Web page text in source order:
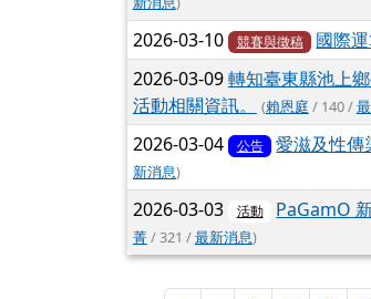
2026-03-10 競賽與徵稿 國際
2026-03-09轉知臺東縣池上
活動相關資訊。
(賴恩庭 / 140 /
2026-03-04 公告 愛滋及性傳
新消息)
2026-03-03 活動 PaGamO
菁/ 321 /最新消息)